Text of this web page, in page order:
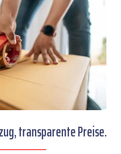
transparente Preise.